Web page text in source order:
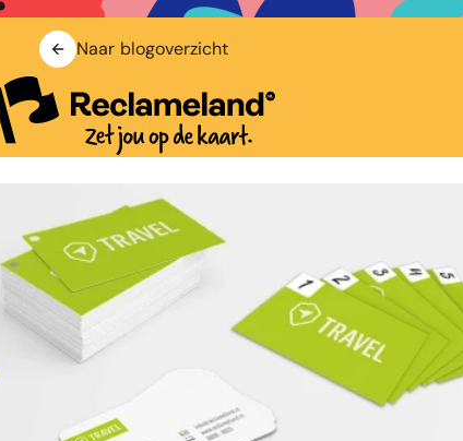
Naar blogoverzicht